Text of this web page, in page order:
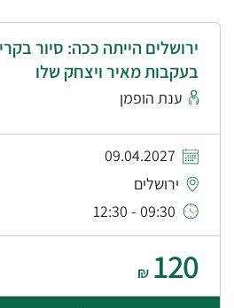
ירושלים הייתה ככה: סיור
בעקבות מאיר ויצחק שלו
ענת הופמן
09.04.2027
ירושלים
09:30 - 12:30
120
₪